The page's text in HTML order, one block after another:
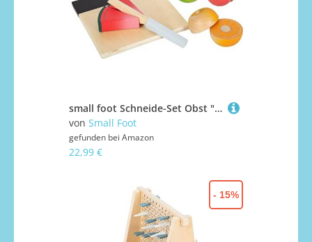
small foot Schneide-Set Obst "fresh" aus Holz, Lebensmittel für Kinderküche, Rollenspielzeug ab 2 Jahren, 12330
von Small Foot
gefunden bei Amazon
22,99 €
- 15%